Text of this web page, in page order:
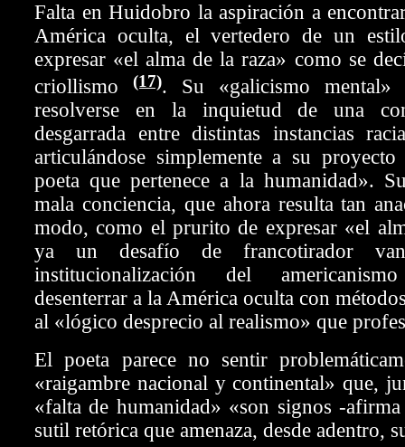
Falta en Huidobro la aspiración a
América oculta, el vertedero de un
expresar «el alma de la raza» como se
criollismo (17). Su «galicismo mental»
resolverse en la inquietud de una
desgarrada entre distintas instancias
articulándose simplemente a su
poeta que pertenece a la humanidad».
mala conciencia, que ahora resulta tan
modo, como el prurito de expresar «el
ya un desafío de francotirador
institucionalización del
desenterrar a la América oculta con
al «lógico desprecio al realismo» que
El poeta parece no sentir
«raigambre nacional y continental» que,
«falta de humanidad» «son signos -
sutil retórica que amenaza, desde adentro,